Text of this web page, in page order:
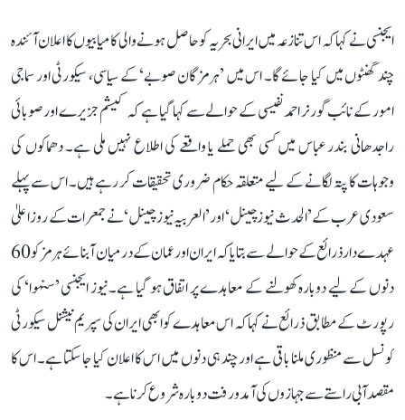
ایجنسی نے کہا کہ اس تنازعہ میں ایرانی بحریہ کو حاصل ہونے والی کامیابیوں کا اعلان آئندہ
چند گھنٹوں میں کیا جائے گا۔ اس میں ’ہرمزگان صوبے‘ کے سیاسی، سیکورٹی اور سماجی
امور کے نائب گورنر احمد نفیسی کے حوالے سے کہا گیا ہے کہ کیشم جزیرے اور صوبائی
راجدھانی بندر عباس میں کسی بھی حملے یا واقعے کی اطلاع نہیں ملی ہے۔ دھماکوں کی
وجوہات کا پتہ لگانے کے لیے متعلقہ حکام ضروری تحقیقات کر رہے ہیں۔ اس سے پہلے
سعودی عرب کے ’الحدث نیوز چینل‘ اور ’العربیہ نیوز چینل‘ نے جمعرات کے روز اعلیٰ
عہدے دار ذرائع کے حوالے سے بتایا کہ ایران اور عمان کے درمیان آبنائے ہرمز کو 60
دنوں کے لیے دوبارہ کھولنے کے معاہدے پر اتفاق ہو گیا ہے۔ نیوز ایجنسی ’سنہوا‘ کی
رپورٹ کے مطابق ذرائع نے کہا کہ اس معاہدے کو ابھی ایران کی سپریم نیشنل سیکورٹی
کونسل سے منظوری ملنا باقی ہے اور چند ہی دنوں میں اس کا اعلان کیا جا سکتا ہے۔ اس کا
مقصد آبی راستے سے جہازوں کی آمدورفت دوبارہ شروع کرنا ہے۔